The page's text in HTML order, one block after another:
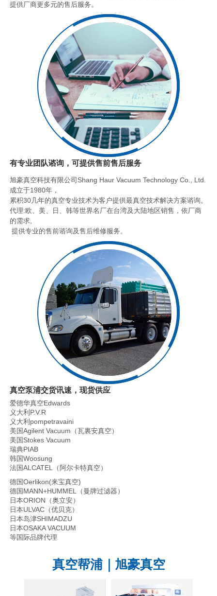
提供厂商更多元的售后服务。
有专业团队谘询，可提供售前售后服务
旭豪真空科技有限公司Shang Haur Vacuum Technology Co., Ltd.
成立于1980年，
累积30几年的真空专业技术为客户提供最真空技术解决方案谘询。
代理:欧、美、日、韩等世界名厂在台湾及大陆地区销售，依厂商
的需求,
提供专业的售前谘询及售后维修服务。
真空泵浦交货讯速，现货供应
爱德华真空Edwards
义大利P.V.R
义大利pompetravaini
美国Agilent Vacuum（瓦裏安真空）
美国Stokes Vacuum
瑞典PIAB
韩国Woosung
法国ALCATEL（阿尔卡特真空）
德国Oerlikon(来宝真空)
德国MANN+HUMMEL（曼牌过滤器）
日本ORION（奥立安）
日本ULVAC（优贝克）
日本岛津SHIMADZU
日本OSAKA VACUUM
等国际品牌代理
真空帮浦｜旭豪真空